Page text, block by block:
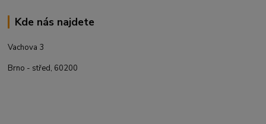
Kde nás najdete
Vachova 3
Brno - střed, 60200